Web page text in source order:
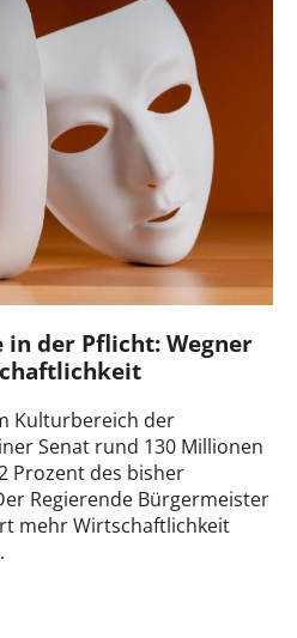
der Pflicht: Wegner
Kulturbereich der
Senat rund 130 Millionen
Prozent des bisher
Regierende Bürgermeister
mehr Wirtschaftlichkeit